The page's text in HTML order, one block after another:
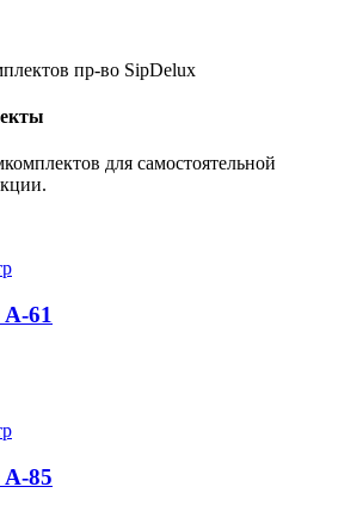
пр-во SipDelux
для самостоятельной
61
А-85